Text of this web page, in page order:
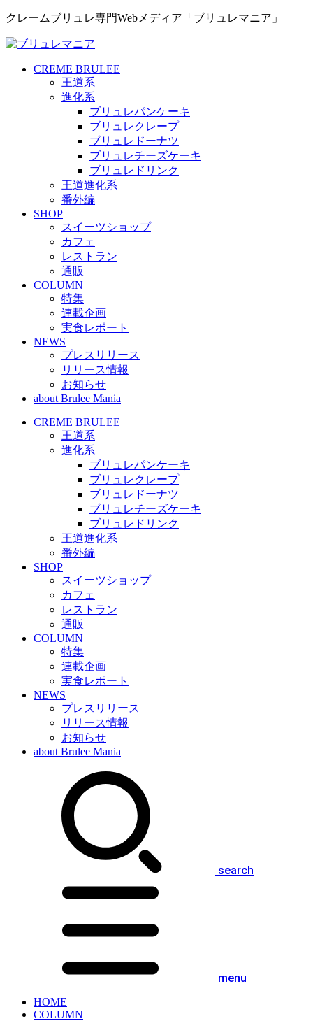
クレームブリュレ専門Webメディア「ブリュレマニア」
CREME BRULEE
王道系
進化系
ブリュレパンケーキ
ブリュレクレープ
ブリュレドーナツ
ブリュレチーズケーキ
ブリュレドリンク
王道進化系
番外編
SHOP
スイーツショップ
カフェ
レストラン
通販
COLUMN
特集
連載企画
実食レポート
NEWS
プレスリリース
リリース情報
お知らせ
about Brulee Mania
CREME BRULEE
王道系
進化系
ブリュレパンケーキ
ブリュレクレープ
ブリュレドーナツ
ブリュレチーズケーキ
ブリュレドリンク
王道進化系
番外編
SHOP
スイーツショップ
カフェ
レストラン
通販
COLUMN
特集
連載企画
実食レポート
NEWS
プレスリリース
リリース情報
お知らせ
about Brulee Mania
search
menu
HOME
COLUMN